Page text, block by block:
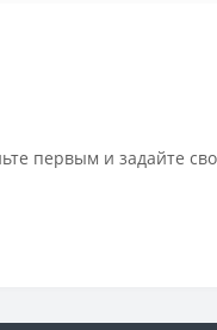
первым и задайте